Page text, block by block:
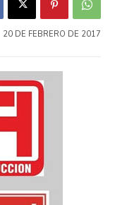
20 DE FEBRERO DE 2017